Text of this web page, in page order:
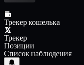
Трекер кошелька
Трекер
Позиции
Список наблюдения